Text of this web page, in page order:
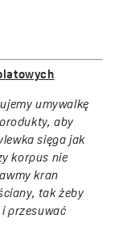
umywalkę
aby
sięga jak
korpus nie
kran
tak żeby
przesuwać